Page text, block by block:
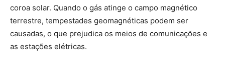
coroa solar. Quando o gás atinge o campo magnético
terrestre, tempestades geomagnéticas podem ser
causadas, o que prejudica os meios de comunicações e
as estações elétricas.